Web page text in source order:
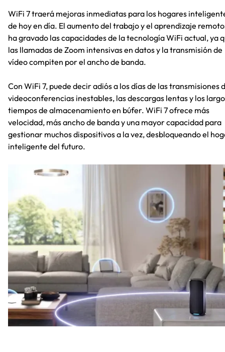
WiFi 7 traerá mejoras inmediatas para los hogares
de hoy en día. El aumento del trabajo y el aprendizaje
ha gravado las capacidades de la tecnología WiFi actual, ya
las llamadas de Zoom intensivas en datos y la transmisión de
vídeo compiten por el ancho de banda.
Con WiFi 7, puede decir adiós a los días de las transmisiones
videoconferencias inestables, las descargas lentas y los
tiempos de almacenamiento en búfer. WiFi 7 ofrece más
velocidad, más ancho de banda y una mayor capacidad para
gestionar muchos dispositivos a la vez, desbloqueando el
inteligente del futuro.